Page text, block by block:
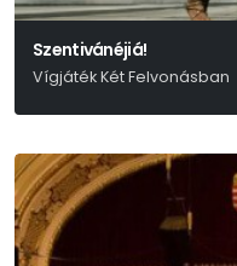
Szentivánéjiá!
Vígjáték Két Felvonásban